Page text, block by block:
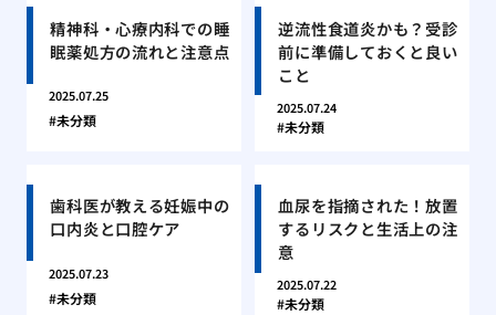
精神科・心療内科での睡
眠薬処方の流れと注意点
2025.07.25
未分類
逆流性食道炎かも？受診
前に準備しておくと良い
こと
2025.07.24
未分類
歯科医が教える妊娠中の
口内炎と口腔ケア
2025.07.23
未分類
血尿を指摘された！放置
するリスクと生活上の注
意
2025.07.22
未分類